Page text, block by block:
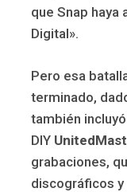
que Snap haya
Digital».
Pero esa
terminado,
también
DIY
grabaciones,
discográficos